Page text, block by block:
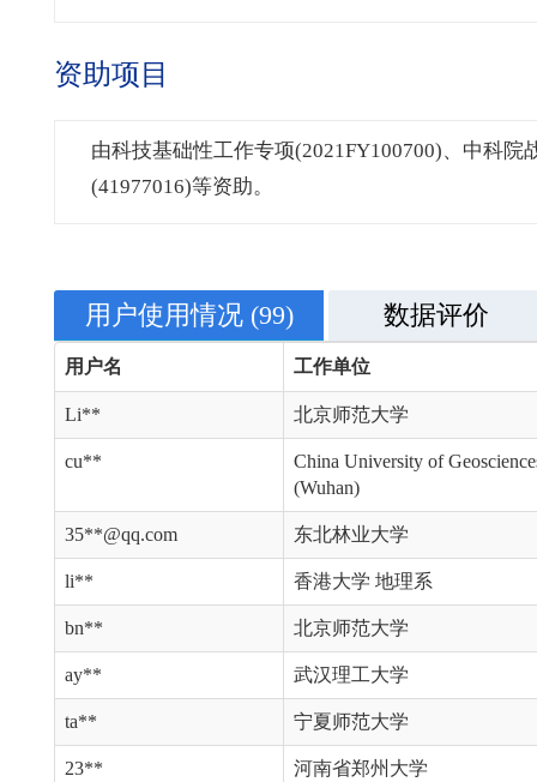
资助项目
由科技基础性工作专项(2021FY100700)、中科
(41977016)等资助。
用户使用情况 (99) 数据评价
用户名 工作单位
Li** 北京师范大学
cu**
China University of
(Wuhan)
35**@qq.com 东北林业大学
li** 香港大学 地理系
bn** 北京师范大学
ay** 武汉理工大学
ta** 宁夏师范大学
23** 河南省郑州大学